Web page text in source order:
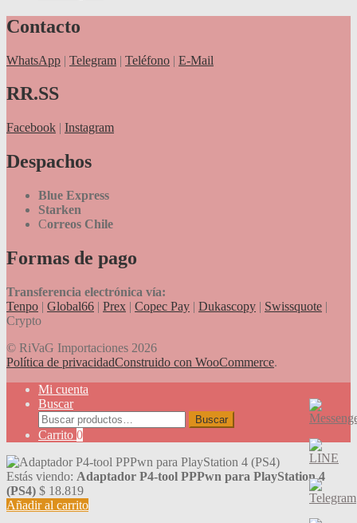
Contacto
WhatsApp | Telegram | Teléfono | E-Mail
RR.SS
Facebook | Instagram
Despachos
Blue Express
Starken
Correos Chile
Formas de pago
Transferencia electrónica vía:
Tenpo | Global66 | Prex | Copec Pay | Dukascopy | Swissquote |
Crypto
© RiVaG Importaciones 2026
Política de privacidadConstruido con WooCommerce.
Mi cuenta
Buscar
Buscar
por:
Buscar
Carrito 0
Estás viendo: Adaptador P4-tool PPPwn para PlayStation 4
(PS4) $ 18.819
Añadir al carrito